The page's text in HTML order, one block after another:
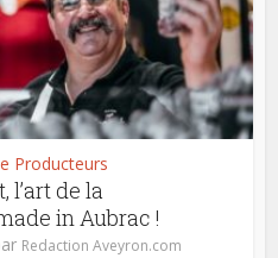
Producteurs
l’art de la
in Aubrac !
Redaction Aveyron.com